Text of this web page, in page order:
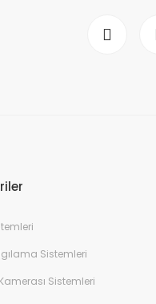
Sistemleri
Sistemleri